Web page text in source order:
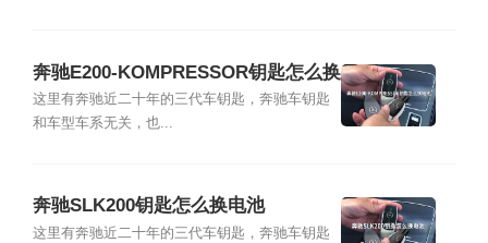
奔驰E200-KOMPRESSOR钥匙怎么换
电池
这里有奔驰近二十年的三代车钥匙，奔驰车钥匙
和车型车系无关，也...
奔驰SLK200钥匙怎么换电池
这里有奔驰近二十年的三代车钥匙，奔驰车钥匙